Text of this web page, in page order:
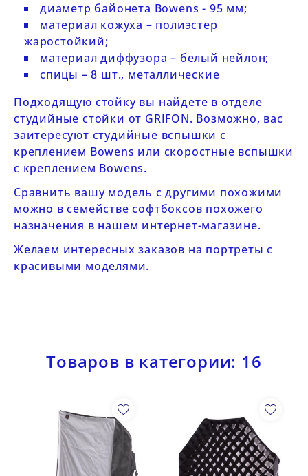
диаметр байонета Bowens - 95 мм;
материал кожуха – полиэстер
жаростойкий;
материал диффузора – белый нейлон;
спицы – 8 шт., металлические
Подходящую стойку вы найдете в отделе
студийные стойки от GRIFON. Возможно, вас
заитересуют студийные вспышки с
креплением Bowens или скоростные вспышки
с креплением Bowens.
Сравнить вашу модель с другими похожими
можно всемействе софтбоксов похожего
назначения в нашем интернет-магазине.
Желаем интересных заказов на портреты с
красивыми моделями.
Товаров в категории: 16